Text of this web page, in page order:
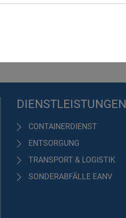
DIENSTLEISTUNGEN
CONTAINERDIENST
ENTSORGUNG
TRANSPORT & LOGISTIK
SONDERABFÄLLE EANV